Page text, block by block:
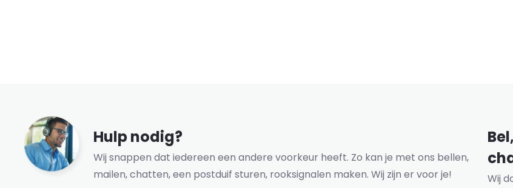
Hulp nodig?
Wij snappen dat iedereen een andere voorkeur heeft. Zo kan je met ons bellen,
mailen, chatten, een postduif sturen, rooksignalen maken. Wij zijn er voor je!
Wij